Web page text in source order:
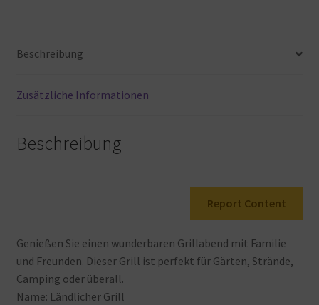
Outdoor
115
Menge
Beschreibung
Zusätzliche Informationen
Beschreibung
Report Content
Genießen Sie einen wunderbaren Grillabend mit Familie
und Freunden. Dieser Grill ist perfekt für Gärten, Strände,
Camping oder überall.
Name: Ländlicher Grill